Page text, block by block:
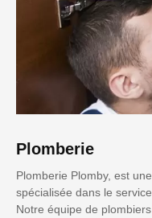
Plomberie
Plomberie Plomby, est
spécialisée dans le
Notre équipe de